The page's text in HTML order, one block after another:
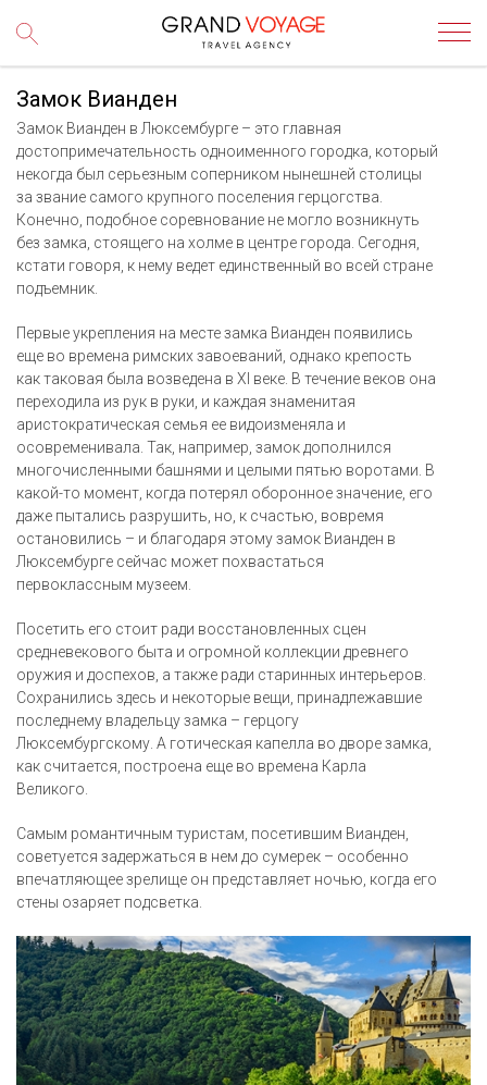
Замок Вианден
Замок Вианден в Люксембурге – это главная
достопримечательность одноименного городка, который
некогда был серьезным соперником нынешней столицы
за звание самого крупного поселения герцогства.
Конечно, подобное соревнование не могло возникнуть
без замка, стоящего на холме в центре города. Сегодня,
кстати говоря, к нему ведет единственный во всей стране
подъемник.
Первые укрепления на месте замка Вианден появились
еще во времена римских завоеваний, однако крепость
как таковая была возведена в XI веке. В течение веков она
переходила из рук в руки, и каждая знаменитая
аристократическая семья ее видоизменяла и
осовременивала. Так, например, замок дополнился
многочисленными башнями и целыми пятью воротами. В
какой-то момент, когда потерял оборонное значение, его
даже пытались разрушить, но, к счастью, вовремя
остановились – и благодаря этому замок Вианден в
Люксембурге сейчас может похвастаться
первоклассным музеем.
Посетить его стоит ради восстановленных сцен
средневекового быта и огромной коллекции древнего
оружия и доспехов, а также ради старинных интерьеров.
Сохранились здесь и некоторые вещи, принадлежавшие
последнему владельцу замка – герцогу
Люксембургскому. А готическая капелла во дворе замка,
как считается, построена еще во времена Карла
Великого.
Самым романтичным туристам, посетившим Вианден,
советуется задержаться в нем до сумерек – особенно
впечатляющее зрелище он представляет ночью, когда его
стены озаряет подсветка.